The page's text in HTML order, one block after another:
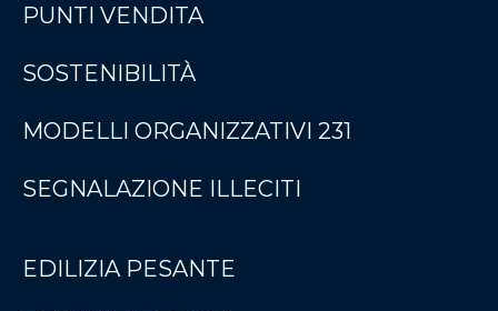
PUNTI VENDITA
SOSTENIBILITÀ
MODELLI ORGANIZZATIVI 231
SEGNALAZIONE ILLECITI
EDILIZIA PESANTE